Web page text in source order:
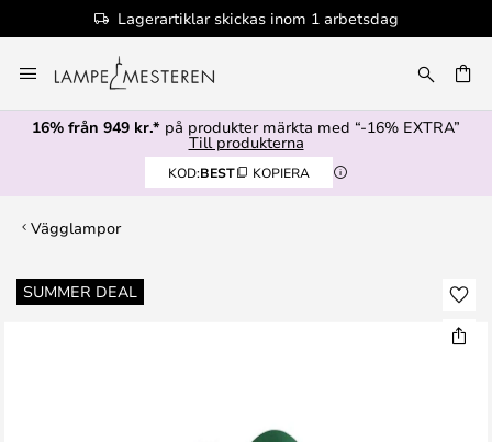
Lagerartiklar skickas inom 1 arbetsdag
till
innehållet
16% från 949 kr.* på produkter märkta med “-16% EXTRA”
Till produkterna
KOD:BEST KOPIERA
Vägglampor
SUMMER DEAL
Hoppa
till